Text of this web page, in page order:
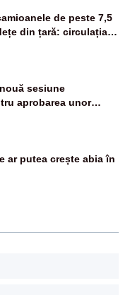
de peste 7,5
din țară: circulația
orele 12:00 și
sesiune
aprobarea unor
ar putea crește abia în